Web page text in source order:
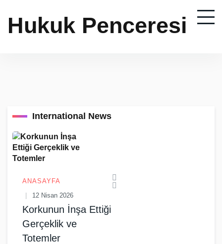
Hukuk Penceresi
International News
ANASAYFA
12 Nisan 2026
Korkunun İnşa Ettiği
Gerçeklik ve
Totemler